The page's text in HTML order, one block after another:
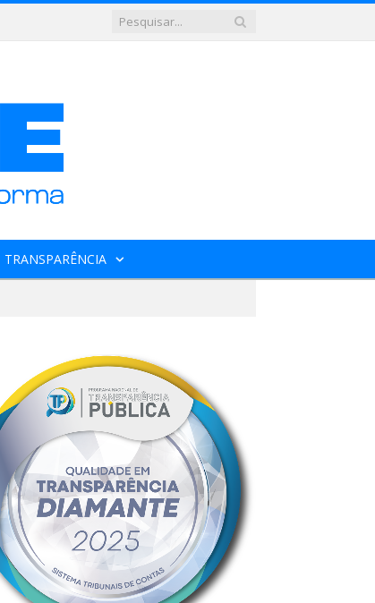
TRANSPARÊNCIA